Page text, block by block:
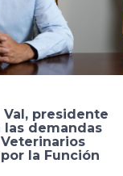
presidente
las demandas
la Función